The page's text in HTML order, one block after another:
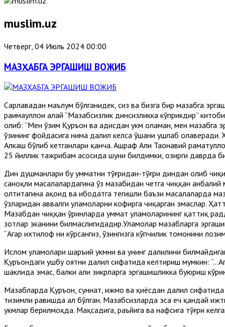
muslim.uz
Четверг, 04 Июль 2024 00:00
МАЗҲАБГА ЭРГАШИШ ВОЖИБ
Сарлавҳадан маълум бўлганидек, сиз ва бизга бир мазҳабга
раҳимаҳуллоҳи алайҳ “Мазҳабсизлик динсизликка кўприкдир”
олиб: “Мен ўзим Қуръон ва ҳадисдан ҳукм оламан, мен
ўзининг фойдасига нима далил келса ўшани ушлаб олаверади.
Алкаш бўлиб кетганлари қанча. Ашраф Али Таҳонавий
25 йиллик тажрибам асосида шуни билдимки, ҳозирги даврда
Дин душманлари бу умматни тўғридан-тўғри диндан олиб
саноқли масалалардагина ўз мазҳабидан четга чиққан
олтитагина ақоид ва ибодатга тегишли баъзи масалаларда
ўзларидан аввалги уламоларни кофирга чиқарган эмаслар.
Мазҳабдан чиққан ўринларда уммат уламоларининг қаттиқ
зотлар эканини билмаслигидадир.Уламолар мазҳабларга
“Агар ихтилоф ни кўрсангиз, ўзингизга кўпчилик томонини
Ислом уламолари шаръий ҳукмни ва унинг далилини
Қуръондаги ушбу оятни далил сифатида келтириш мумкин:
шаклида эмас, балки аҳли зикрларга эргашишликка буюриш
Мазҳабларда Қуръон, суннат, ижмо ва қиёсдан далил
тизимли равишда ҳал бўлган. Мазҳабсизларда эса ҳеч қандай
ҳукмлар берилмоқда. Мақсадига, раъйига ва нафсига тўғри